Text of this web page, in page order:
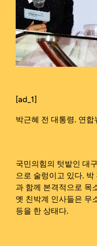
[ad_1]
박근혜 전 대통령. 연합
국민의힘의 텃밭인 대
으로 술렁이고 있다.
과 함께 본격적으로 목
옛 친박계 인사들은 무
등을 한 상태다.